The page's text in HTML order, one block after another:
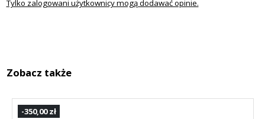
Tylko zalogowani użytkownicy mogą dodawać opinie.
Zobacz także
-350,00 zł